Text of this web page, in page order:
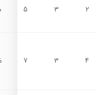
2
3
5
4
3
7